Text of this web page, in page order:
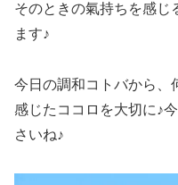
そのときの氣持ちを感じ
ます♪
今日の調和コトバから、
感じたココロを大切に♪
さいね♪